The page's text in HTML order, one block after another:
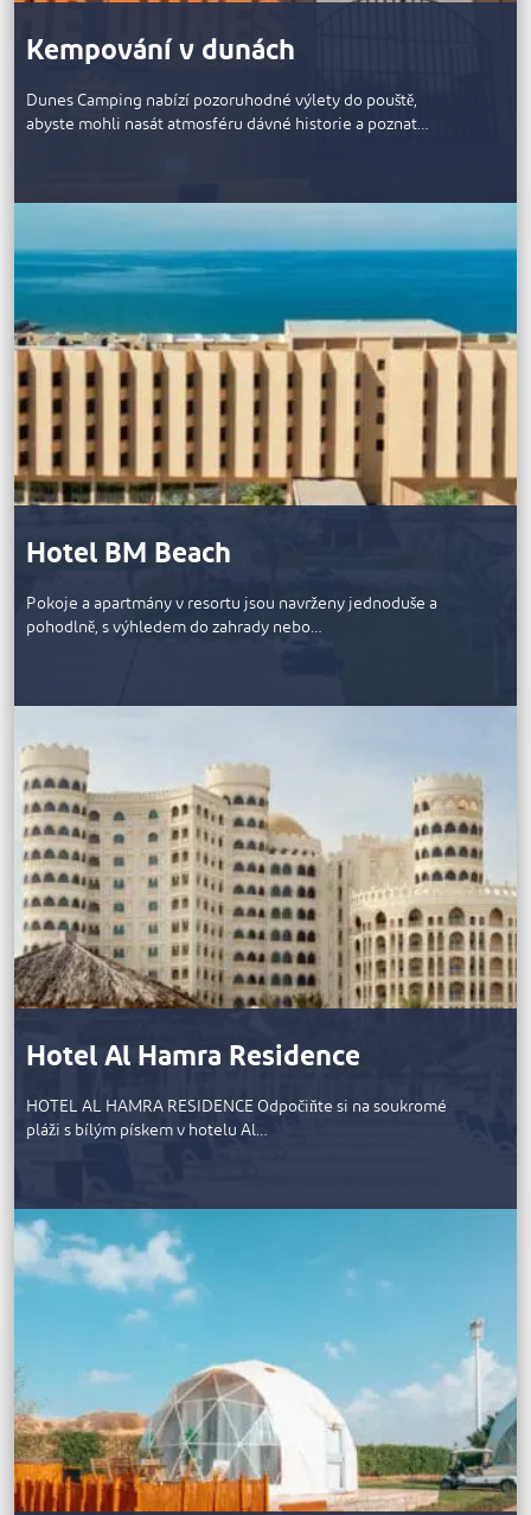
Kempování v dunách
Dunes Camping nabízí pozoruhodné výlety do pouště,
abyste mohli nasát atmosféru dávné historie a poznat…
Hotel BM Beach
Pokoje a apartmány v resortu jsou navrženy jednoduše a
pohodlně, s výhledem do zahrady nebo…
Hotel Al Hamra Residence
HOTEL AL HAMRA RESIDENCE Odpočiňte si na soukromé
pláži s bílým pískem v hotelu Al…